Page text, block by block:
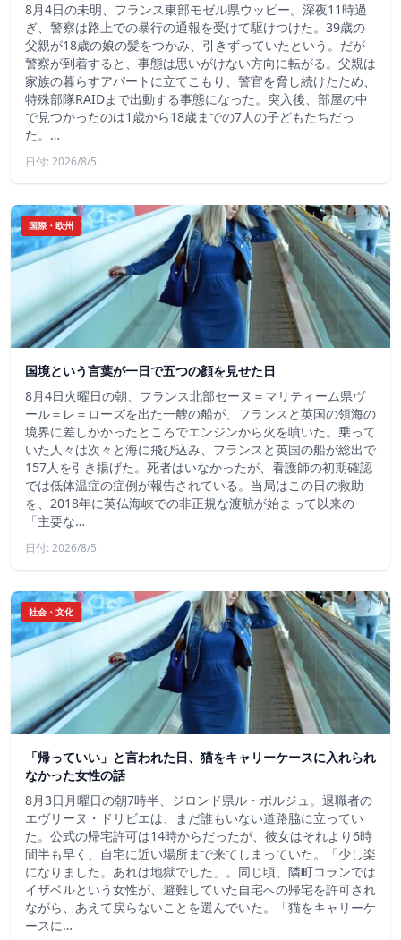
8月4日の未明、フランス東部モゼル県ウッピー。深夜11時過
ぎ、警察は路上での暴行の通報を受けて駆けつけた。39歳の
父親が18歳の娘の髪をつかみ、引きずっていたという。だが
警察が到着すると、事態は思いがけない方向に転がる。父親は
家族の暮らすアパートに立てこもり、警官を脅し続けたため、
特殊部隊RAIDまで出動する事態になった。突入後、部屋の中
で見つかったのは1歳から18歳までの7人の子どもたちだっ
た。…
日付: 2026/8/5
国際・欧州
国境という言葉が一日で五つの顔を見せた日
8月4日火曜日の朝、フランス北部セーヌ＝マリティーム県ヴ
ール＝レ＝ローズを出た一艘の船が、フランスと英国の領海の
境界に差しかかったところでエンジンから火を噴いた。乗って
いた人々は次々と海に飛び込み、フランスと英国の船が総出で
157人を引き揚げた。死者はいなかったが、看護師の初期確認
では低体温症の症例が報告されている。当局はこの日の救助
を、2018年に英仏海峡での非正規な渡航が始まって以来の
「主要な…
日付: 2026/8/5
社会・文化
「帰っていい」と言われた日、猫をキャリーケースに入れられ
なかった女性の話
8月3日月曜日の朝7時半、ジロンド県ル・ポルジュ。退職者の
エヴリーヌ・ドリビエは、まだ誰もいない道路脇に立ってい
た。公式の帰宅許可は14時からだったが、彼女はそれより6時
間半も早く、自宅に近い場所まで来てしまっていた。「少し楽
になりました。あれは地獄でした」。同じ頃、隣町コランでは
イザベルという女性が、避難していた自宅への帰宅を許可され
ながら、あえて戻らないことを選んでいた。「猫をキャリーケ
ースに…